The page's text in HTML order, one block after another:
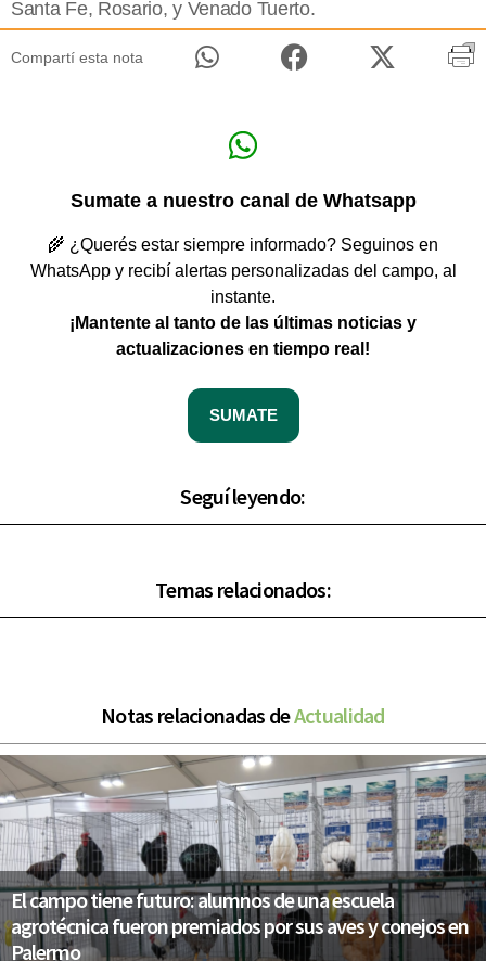
Santa Fe, Rosario, y Venado Tuerto.
Compartí esta nota
Sumate a nuestro canal de Whatsapp
🌾 ¿Querés estar siempre informado? Seguinos en
WhatsApp y recibí alertas personalizadas del campo, al
instante.
¡Mantente al tanto de las últimas noticias y
actualizaciones en tiempo real!
SUMATE
Seguí leyendo:
Temas relacionados:
Notas relacionadas deActualidad
El campo tiene futuro: alumnos de una escuela
agrotécnica fueron premiados por sus aves y conejos en
Palermo